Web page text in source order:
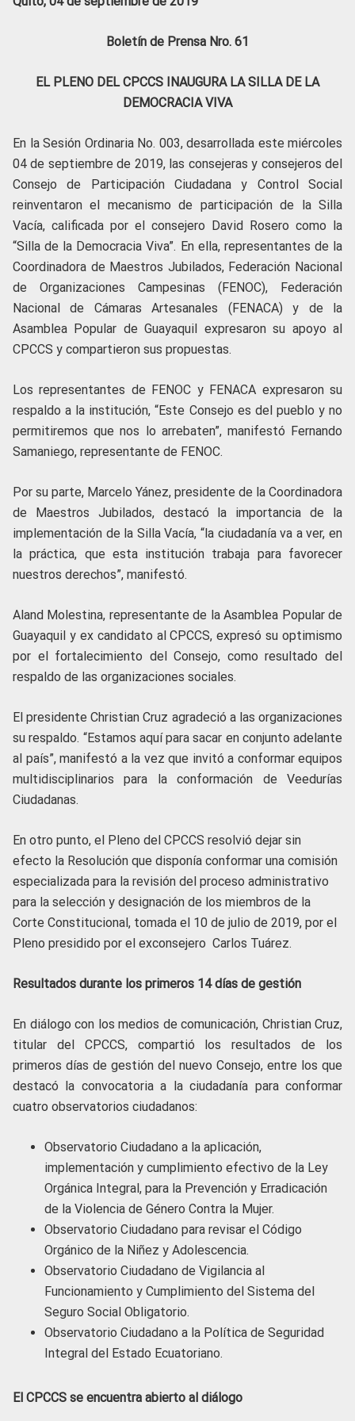
Boletín de Prensa Nro. 61
EL PLENO DEL CPCCS INAUGURA LA SILLA DE LA
DEMOCRACIA VIVA
En la Sesión Ordinaria No. 003, desarrollada este miércoles
04 de septiembre de 2019, las consejeras y consejeros del
Consejo de Participación Ciudadana y Control Social
reinventaron el mecanismo de participación de la Silla
Vacía, calificada por el consejero David Rosero como la
“Silla de la Democracia Viva”. En ella, representantes de la
Coordinadora de Maestros Jubilados, Federación Nacional
de Organizaciones Campesinas (FENOC), Federación
Nacional de Cámaras Artesanales (FENACA) y de la
Asamblea Popular de Guayaquil expresaron su apoyo al
CPCCS y compartieron sus propuestas.
Los representantes de FENOC y FENACA expresaron su
respaldo a la institución, “Este Consejo es del pueblo y no
permitiremos que nos lo arrebaten”, manifestó Fernando
Samaniego, representante de FENOC.
Por su parte, Marcelo Yánez, presidente de la Coordinadora
de Maestros Jubilados, destacó la importancia de la
implementación de la Silla Vacía, “la ciudadanía va a ver, en
la práctica, que esta institución trabaja para favorecer
nuestros derechos”, manifestó.
Aland Molestina, representante de la Asamblea Popular de
Guayaquil y ex candidato al CPCCS, expresó su optimismo
por el fortalecimiento del Consejo, como resultado del
respaldo de las organizaciones sociales.
El presidente Christian Cruz agradeció a las organizaciones
su respaldo. “Estamos aquí para sacar en conjunto adelante
al país”, manifestó a la vez que invitó a conformar equipos
multidisciplinarios para la conformación de Veedurías
Ciudadanas.
En otro punto, el Pleno del CPCCS resolvió dejar sin
efecto la Resolución que disponía conformar una comisión
especializada para la revisión del proceso administrativo
para la selección y designación de los miembros de la
Corte Constitucional, tomada el 10 de julio de 2019, por el
Pleno presidido por el exconsejero Carlos Tuárez.
Resultados durante los primeros 14 días de gestión
En diálogo con los medios de comunicación, Christian Cruz,
titular del CPCCS, compartió los resultados de los
primeros días de gestión del nuevo Consejo, entre los que
destacó la convocatoria a la ciudadanía para conformar
cuatro observatorios ciudadanos:
Observatorio Ciudadano a la aplicación,
implementación y cumplimiento efectivo de la Ley
Orgánica Integral, para la Prevención y Erradicación
de la Violencia de Género Contra la Mujer.
Observatorio Ciudadano para revisar el Código
Orgánico de la Niñez y Adolescencia.
Observatorio Ciudadano de Vigilancia al
Funcionamiento y Cumplimiento del Sistema del
Seguro Social Obligatorio.
Observatorio Ciudadano a la Política de Seguridad
Integral del Estado Ecuatoriano.
El CPCCS se encuentra abierto al diálogo